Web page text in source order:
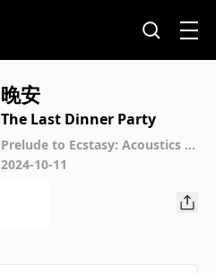
晚安
The Last Dinner Party
Prelude to Ecstasy: Acoustics &
Covers
2024-10-11